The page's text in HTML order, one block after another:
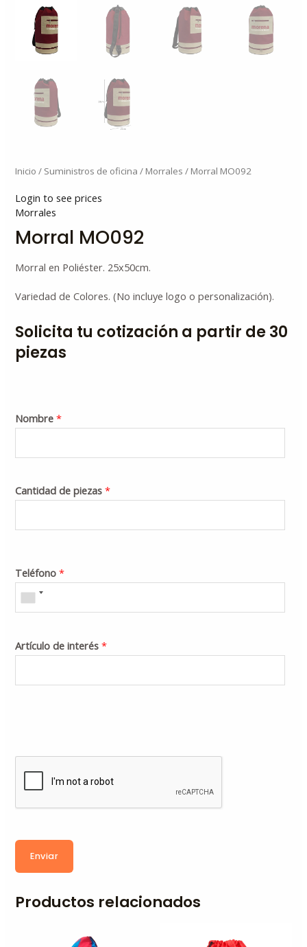
Inicio / Suministros de oficina / Morrales / Morral MO092
Login to see prices
Morrales
Morral MO092
Morral en Poliéster. 25x50cm.
Variedad de Colores. (No incluye logo o personalización).
Solicita tu cotización a partir de 30
piezas
Nombre*
Cantidad de piezas*
Teléfono*
Artículo de interés*
Enviar
Productos relacionados